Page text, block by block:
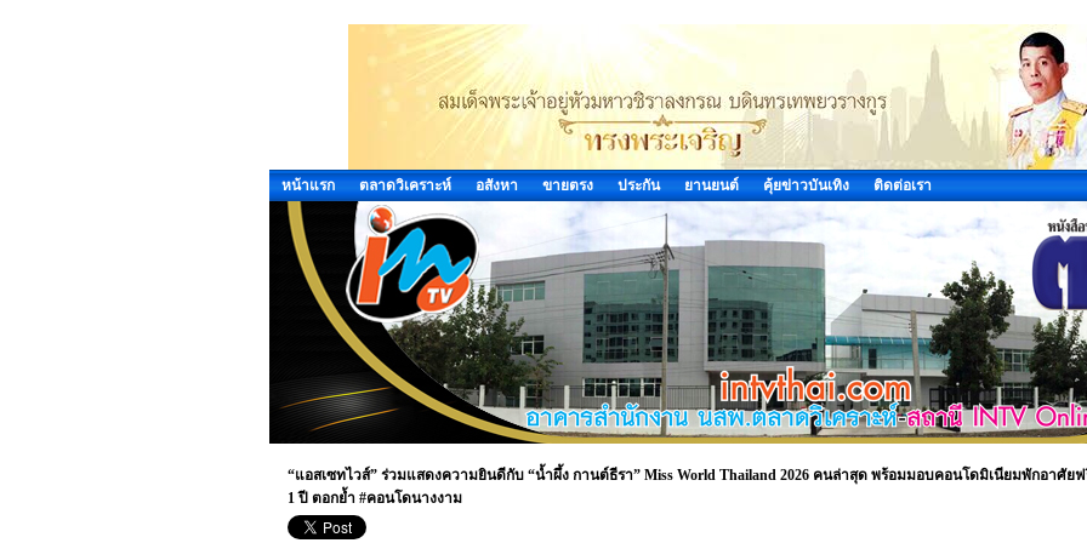
หน้าแรก ตลาดวิเคราะห์ อสังหา ขายตรง ประกัน ยานยนต์ คุ้ยข่าวบันเทิง ติดต่อเรา
“แอสเซทไวส์” ร่วมแสดงความยินดีกับ “น้ำผึ้ง กานต์ธีรา” Miss World Thailand 2026 คนล่าสุด พร้อมมอบคอนโดมิเนียมพักอาศัยฟ
1 ปี ตอกย้ำ #คอนโดนางงาม